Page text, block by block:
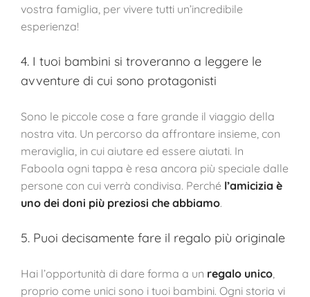
vostra famiglia, per vivere tutti un’incredibile
esperienza!
4. I tuoi bambini si troveranno a leggere le
avventure di cui sono protagonisti
Sono le piccole cose a fare grande il viaggio della
nostra vita. Un percorso da affrontare insieme, con
meraviglia, in cui aiutare ed essere aiutati. In
Faboola ogni tappa è resa ancora più speciale dalle
persone con cui verrà condivisa. Perché l’amicizia è
uno dei doni più preziosi che abbiamo.
5. Puoi decisamente fare il regalo più originale
Hai l’opportunità di dare forma a un regalo unico,
proprio come unici sono i tuoi bambini. Ogni storia vi